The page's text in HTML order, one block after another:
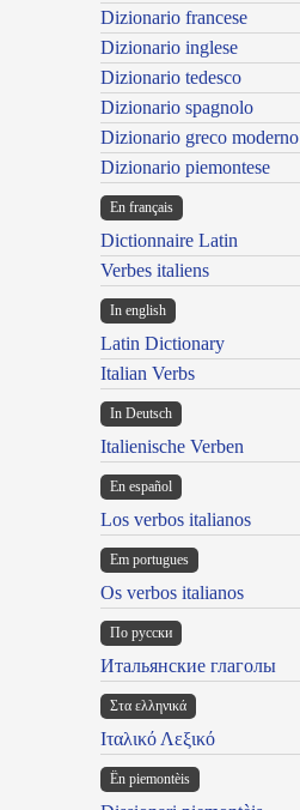
Dizionario francese
Dizionario inglese
Dizionario tedesco
Dizionario spagnolo
Dizionario greco moderno
Dizionario piemontese
En français
Dictionnaire Latin
Verbes italiens
In english
Latin Dictionary
Italian Verbs
In Deutsch
Italienische Verben
En español
Los verbos italianos
Em portugues
Os verbos italianos
По русски
Итальянские глаголы
Στα ελληνικά
Ιταλικό Λεξικό
Ën piemontèis